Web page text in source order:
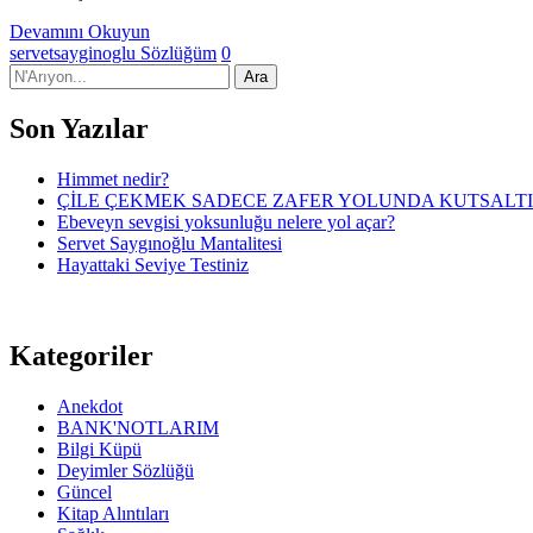
Devamını Okuyun
servetsayginoglu Sözlüğüm 0
Son Yazılar
Himmet nedir?
ÇİLE ÇEKMEK SADECE ZAFER YOLUNDA
Ebeveyn sevgisi yoksunluğu nelere yol açar?
Servet Saygınoğlu Mantalitesi
Hayattaki Seviye Testiniz
Kategoriler
Anekdot
BANK'NOTLARIM
Bilgi Küpü
Deyimler Sözlüğü
Güncel
Kitap Alıntıları